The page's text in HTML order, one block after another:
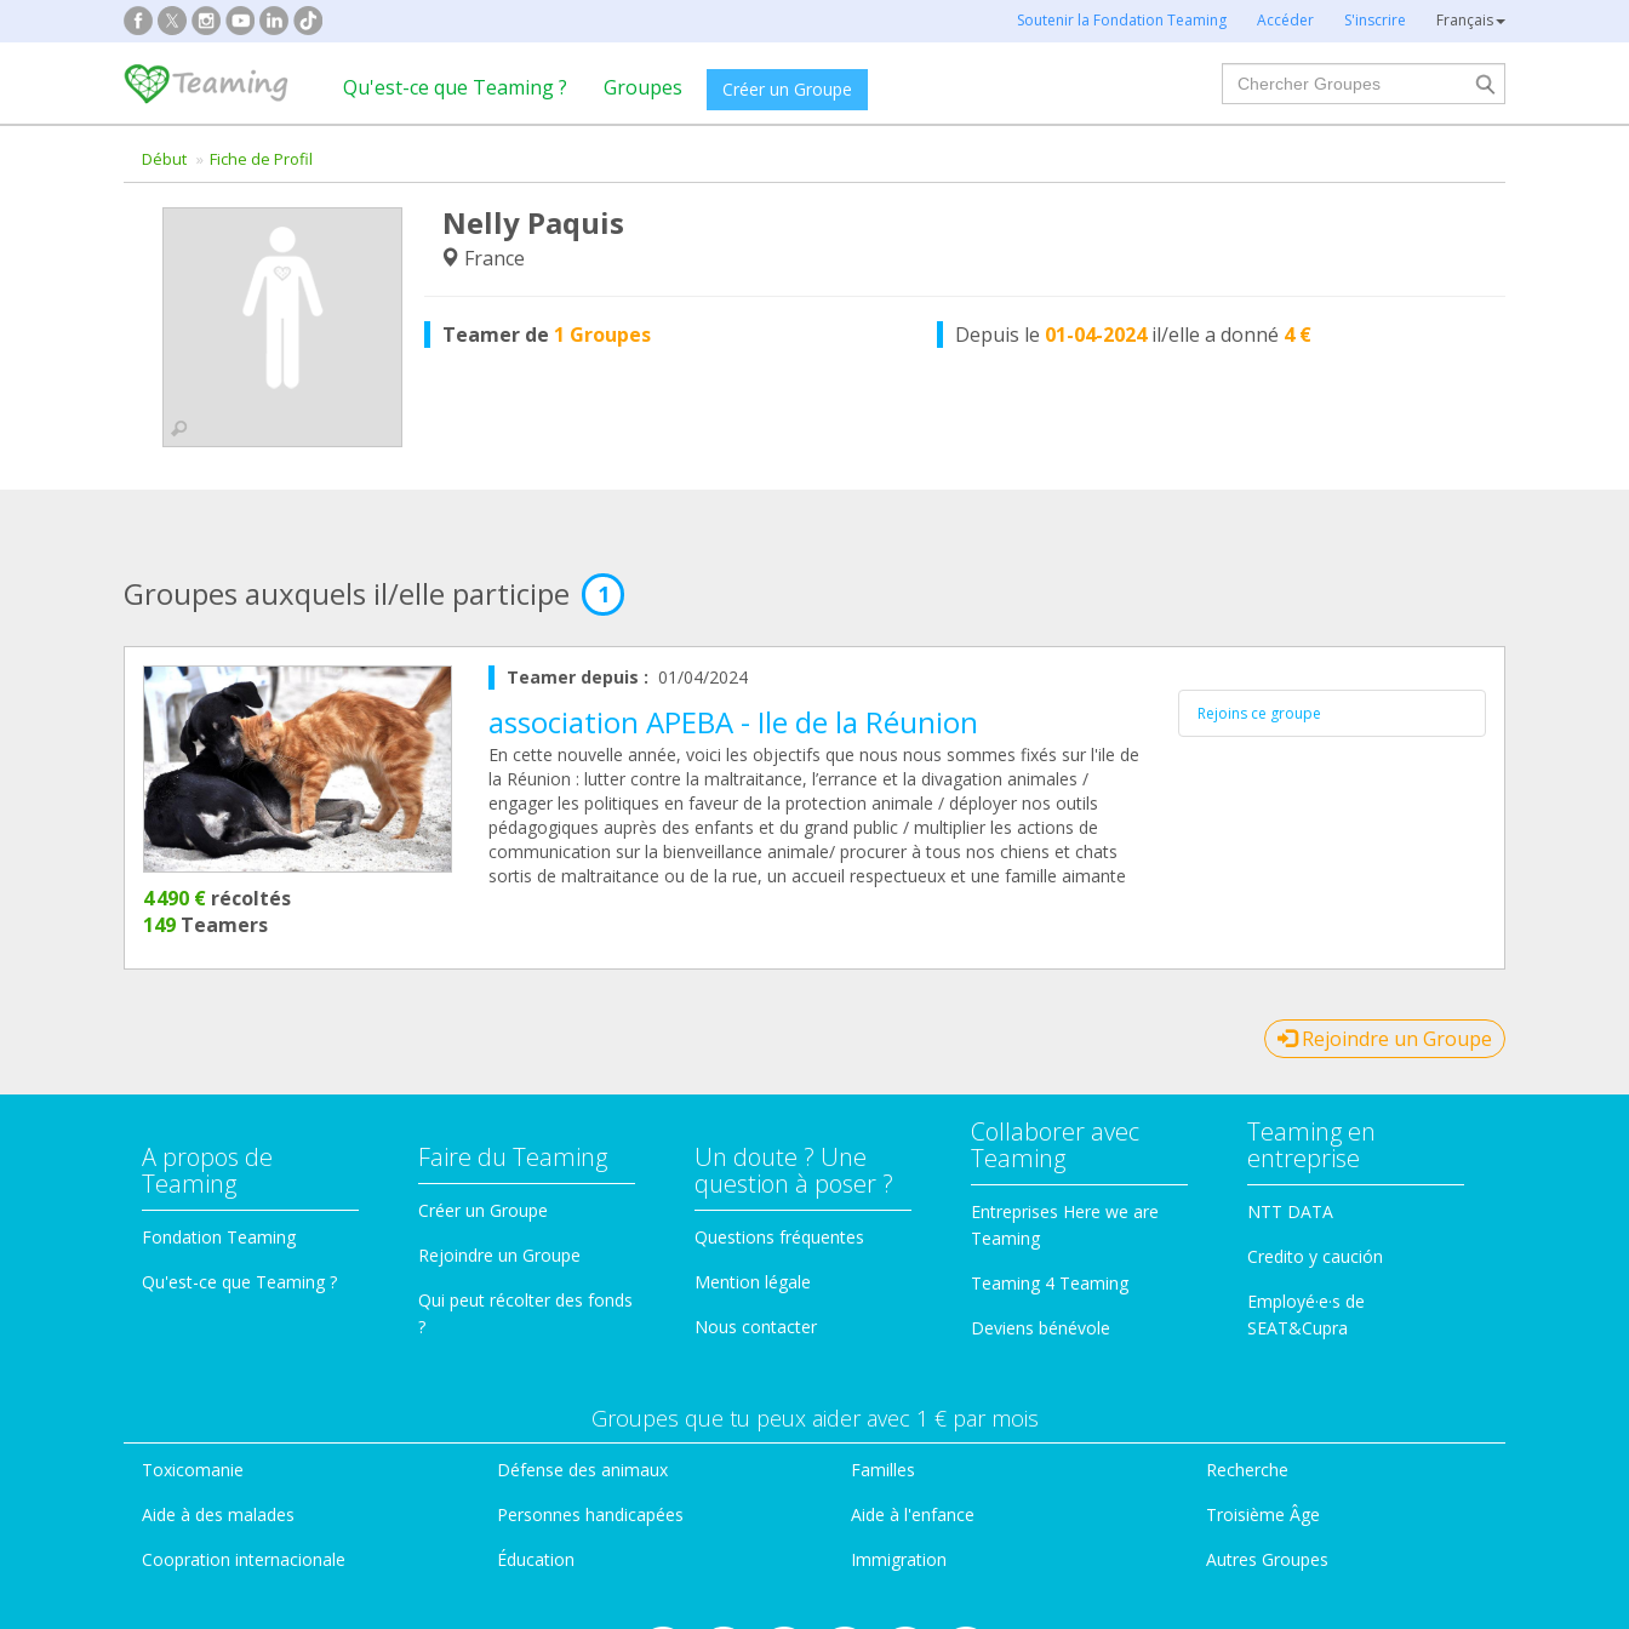
Soutenir la Fondation Teaming Accéder S'inscrire Français
Qu'est-ce que Teaming ? Groupes Créer un Groupe
Chercher
Début Fiche de Profil
Nelly Paquis
France
Teamer de 1 Groupes Depuis le 01-04-2024 il/elle a donné 4 €
Groupes auxquels il/elle participe 1
4 490 € récoltés
149 Teamers
Teamer depuis : 01/04/2024
association APEBA - Ile de la Réunion
En cette nouvelle année, voici les objectifs que nous nous sommes fixés sur l'ile de
la Réunion : lutter contre la maltraitance, l’errance et la divagation animales /
engager les politiques en faveur de la protection animale / déployer nos outils
pédagogiques auprès des enfants et du grand public / multiplier les actions de
communication sur la bienveillance animale/ procurer à tous nos chiens et chats
sortis de maltraitance ou de la rue, un accueil respectueux et une famille aimante
Rejoins ce groupe
Rejoindre un Groupe
A propos de
Teaming
Fondation Teaming
Qu'est-ce que Teaming ?
Faire du Teaming
Créer un Groupe
Rejoindre un Groupe
Qui peut récolter des fonds
?
Un doute ? Une
question à poser ?
Questions fréquentes
Mention légale
Nous contacter
Collaborer avec
Teaming
Entreprises Here we are
Teaming
Teaming 4 Teaming
Deviens bénévole
Teaming en
entreprise
NTT DATA
Credito y caución
Employé·e·s de
SEAT&Cupra
Groupes que tu peux aider avec 1 € par mois
Toxicomanie
Aide à des malades
Coopration internacionale
Défense des animaux
Personnes handicapées
Éducation
Familles
Aide à l'enfance
Immigration
Recherche
Troisième Âge
Autres Groupes